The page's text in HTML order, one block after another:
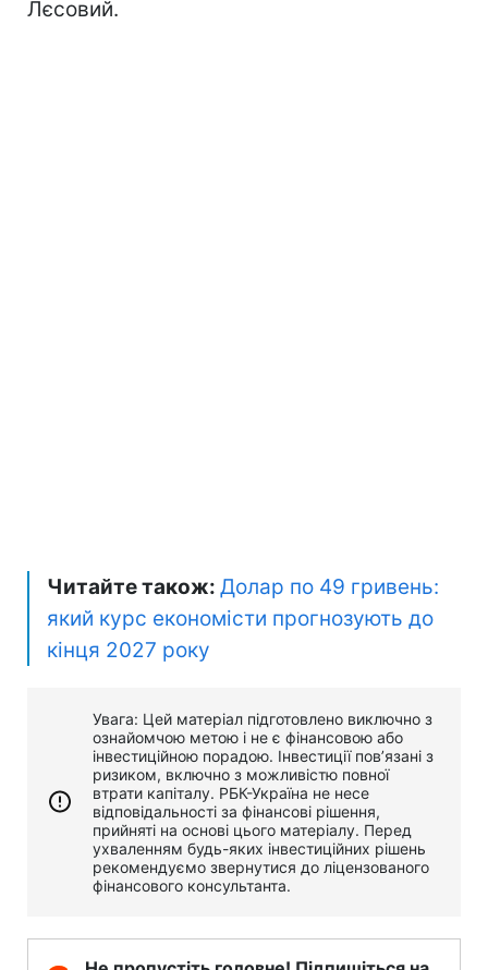
Лєсовий.
Читайте також: Долар по 49 гривень:
який курс економісти прогнозують до
кінця 2027 року
Увага: Цей матеріал підготовлено виключно з
ознайомчою метою і не є фінансовою або
інвестиційною порадою. Інвестиції пов’язані з
ризиком, включно з можливістю повної
втрати капіталу. РБК-Україна не несе
відповідальності за фінансові рішення,
прийняті на основі цього матеріалу. Перед
ухваленням будь-яких інвестиційних рішень
рекомендуємо звернутися до ліцензованого
фінансового консультанта.